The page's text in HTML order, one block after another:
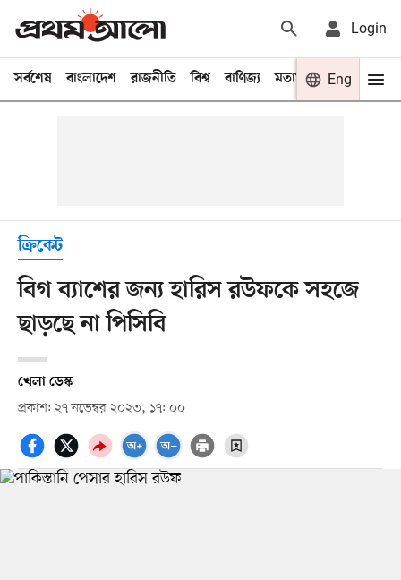
Login
সর্বশেষ বাংলাদেশ রাজনীতি বিশ্ব বাণিজ্য মতামত খেলা
Eng
ক্রিকেট
বিগ ব্যাশের জন্য হারিস রউফকে সহজে
ছাড়ছে না পিসিবি
খেলা ডেস্ক
প্রকাশ: ২৭ নভেম্বর ২০২৩, ১৭: ০০